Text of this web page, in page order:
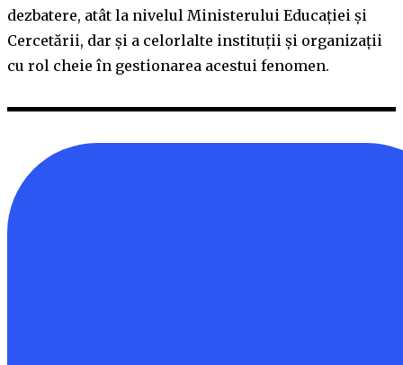
dezbatere, atât la nivelul Ministerului Educației și
Cercetării, dar și a celorlalte instituții și organizații
cu rol cheie în gestionarea acestui fenomen.